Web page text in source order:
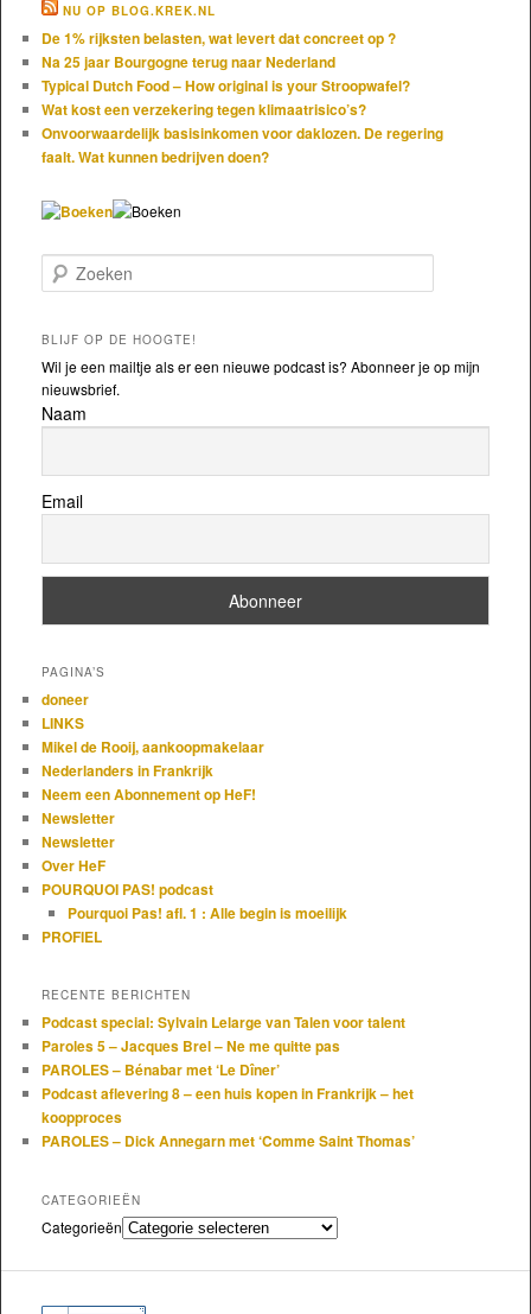
NU OP BLOG.KREK.NL
De 1% rijksten belasten, wat levert dat concreet op ?
Na 25 jaar Bourgogne terug naar Nederland
Typical Dutch Food – How original is your Stroopwafel?
Wat kost een verzekering tegen klimaatrisico’s?
Onvoorwaardelijk basisinkomen voor daklozen. De regering
faalt. Wat kunnen bedrijven doen?
Zoeken
BLIJF OP DE HOOGTE!
Wil je een mailtje als er een nieuwe podcast is? Abonneer je op mijn
nieuwsbrief.
Naam
Email
PAGINA’S
doneer
LINKS
Mikel de Rooij, aankoopmakelaar
Nederlanders in Frankrijk
Neem een Abonnement op HeF!
Newsletter
Newsletter
Over HeF
POURQUOI PAS! podcast
Pourquoi Pas! afl. 1 : Alle begin is moeilijk
PROFIEL
RECENTE BERICHTEN
Podcast special: Sylvain Lelarge van Talen voor talent
Paroles 5 – Jacques Brel – Ne me quitte pas
PAROLES – Bénabar met ‘Le Dîner’
Podcast aflevering 8 – een huis kopen in Frankrijk – het
koopproces
PAROLES – Dick Annegarn met ‘Comme Saint Thomas’
CATEGORIEËN
Categorieën